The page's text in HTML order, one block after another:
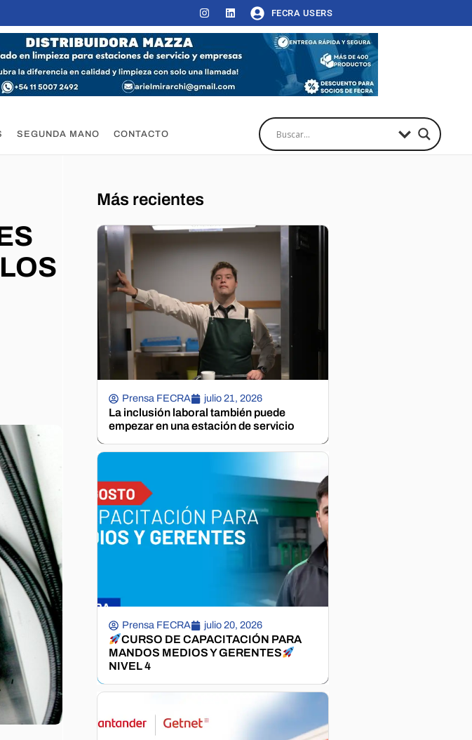
FECRA USERS
SEGUNDA MANO CONTACTO
Más recientes
Prensa FECRA julio 21, 2026
La inclusión laboral también puede
empezar en una estación de servicio
Prensa FECRA julio 20, 2026
CURSO DE CAPACITACIÓN PARA
MANDOS MEDIOS Y GERENTES
NIVEL 4